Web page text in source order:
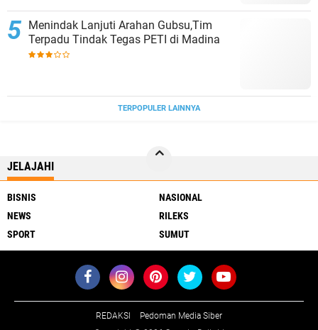
Menindak Lanjuti Arahan Gubsu,Tim
Terpadu Tindak Tegas PETI di Madina
TERPOPULER LAINNYA
JELAJAHI
BISNIS
NASIONAL
NEWS
RILEKS
SPORT
SUMUT
REDAKSI
Pedoman Media Siber